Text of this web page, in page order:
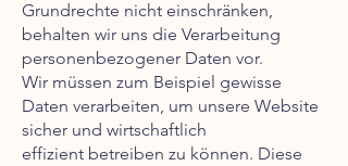
Grundrechte nicht einschränken,
behalten wir uns die Verarbeitung
personenbezogener Daten vor.
Wir müssen zum Beispiel gewisse
Daten verarbeiten, um unsere Website
sicher und wirtschaftlich
effizient betreiben zu können. Diese